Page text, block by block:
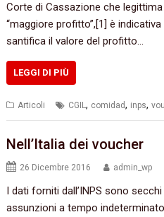
Corte di Cassazione che
“‬maggiore profitto‭”‬,‭[‬1‭] ‬è
santifica il valore del profitto…
LEGGI DI PIÙ
Articoli CGIL, comidad, inps,
Nell’Italia dei voucher
26 Dicembre 2016 admin_wp
I dati forniti dall’INPS sono
assunzioni a tempo